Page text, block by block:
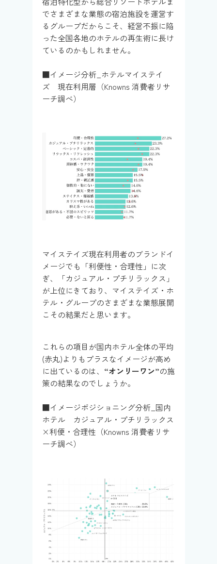
でさまざまな業態の宿泊施設を運営す
るグループだからこそ、経営不振に陥
った全国各地のホテルの再生術に長け
ているのかもしれません。
■イメージ分析_ホテルマイステイ
ズ 現在利用層（Knowns 消費者リサ
ーチ調べ）
マイステイズ現在利用者のブランドイ
メージでも「利便性・合理性」に次
ぎ、「カジュアル・プチリラックス」
が上位にきており、マイステイズ・ホ
テル・グループのさまざまな業態展開
こその結果だと思います。
これらの項目が国内ホテル全体の平均
(赤丸)よりもプラスなイメージが高め
に出ているのは、 “オンリーワン”の施
策の結果なのでしょうか。
■イメージポジショニング分析_国内
ホテル カジュアル・プチリラックス
×利便・合理性（Knowns 消費者リサ
ーチ調べ）